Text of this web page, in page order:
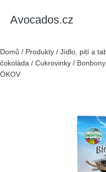
Avocados.cz
Domů / Produkty / Jídlo, pití a
čokoláda / Cukrovinky /
ÖKOVITAL